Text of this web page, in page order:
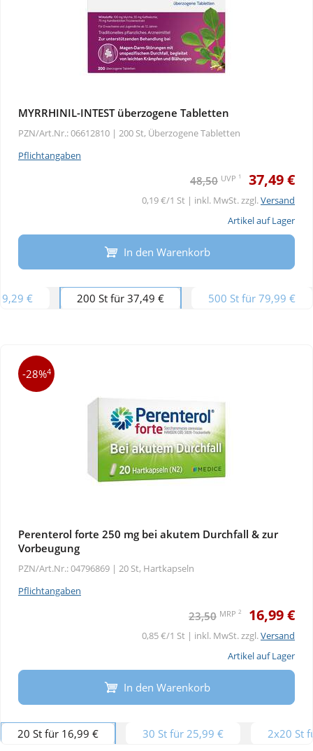
MYRRHINIL-INTEST überzogene Tabletten
PZN/Art.Nr.: 06612810 | 200 St, Überzogene Tabletten
Pflichtangaben
48,50 UVP 1 37,49 €
0,19 €/1 St | inkl. MwSt. zzgl.Versand
Artikel auf Lager
In den Warenkorb
€ 200 St für 37,49 € 500 St für 79,99 €
-28%4
Perenterol forte 250 mg bei akutem Durchfall & zur
Vorbeugung
PZN/Art.Nr.: 04796869 | 20 St, Hartkapseln
Pflichtangaben
23,50 MRP 2 16,99 €
0,85 €/1 St | inkl. MwSt. zzgl.Versand
Artikel auf Lager
In den Warenkorb
20 St für 16,99 € 30 St für 25,99 € 2x20 St